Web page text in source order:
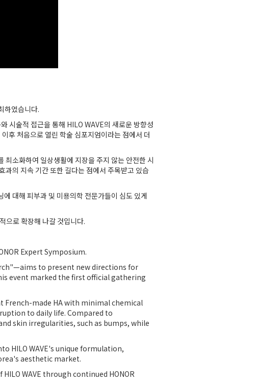
하였습니다.
술적 접근을 통해 HILO WAVE의 새로운 방향성
후 처음으로 열린 학술 심포지엄이라는 점에서 더
소화하여 일상생활에 지장을 주지 않는 안전한 시
과의 지속 기간 또한 길다는 점에서 주목받고 있습
대해 피부과 및 미용의학 전문가들이 심도 있게
으로 확장해 나갈 것입니다.
Expert Symposium.
to present new directions for
event marked the first official gathering
French-made HA with minimal chemical
to daily life. Compared to
skin irregularities, such as bumps, while
HILO WAVE's unique formulation,
aesthetic market.
WAVE through continued HONOR